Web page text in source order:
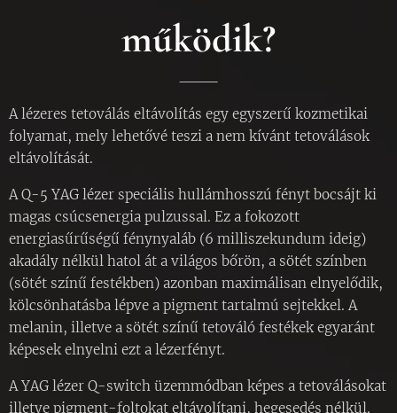
működik?
A lézeres tetoválás eltávolítás egy egyszerű kozmetikai
folyamat, mely lehetővé teszi a nem kívánt tetoválások
eltávolítását.
A Q-5 YAG lézer speciális hullámhosszú fényt bocsájt ki
magas csúcsenergia pulzussal. Ez a fokozott
energiasűrűségű fénynyaláb (6 milliszekundum ideig)
akadály nélkül hatol át a világos bőrön, a sötét színben
(sötét színű festékben) azonban maximálisan elnyelődik,
kölcsönhatásba lépve a pigment tartalmú sejtekkel. A
melanin, illetve a sötét színű tetováló festékek egyaránt
képesek elnyelni ezt a lézerfényt.
A YAG lézer Q-switch üzemmódban képes a tetoválásokat
illetve pigment-foltokat eltávolítani, hegesedés nélkül.